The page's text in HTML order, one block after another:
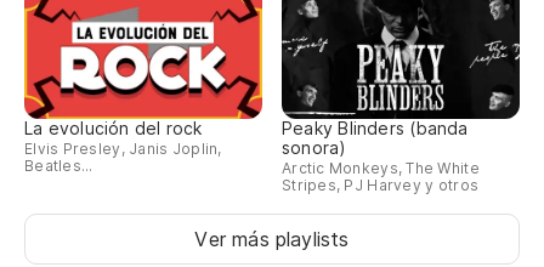
La evolución del rock
Elvis Presley, Janis Joplin,
Beatles...
Peaky Blinders (banda
sonora)
Arctic Monkeys, The White
Stripes, PJ Harvey y otros
Ver más playlists